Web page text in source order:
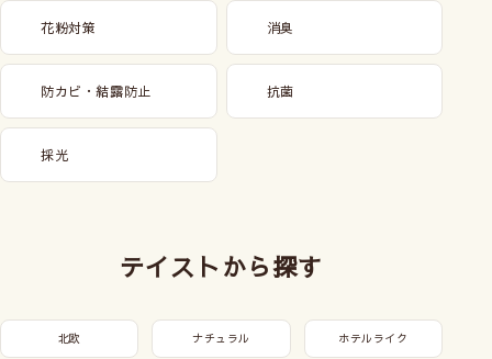
花粉対策 消臭
防カビ・結露防止 抗菌
採光
テイストから探す
北欧 ナチュラル ホテルライク